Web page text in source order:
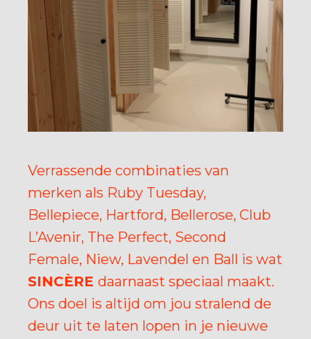
Verrassende combinaties van
merken als Ruby Tuesday,
Bellepiece, Hartford, Bellerose, Club
L’Avenir, The Perfect, Second
Female, Niew, Lavendel en Ball is wat
SINCÈRE daarnaast speciaal maakt.
Ons doel is altijd om jou stralend de
deur uit te laten lopen in je nieuwe